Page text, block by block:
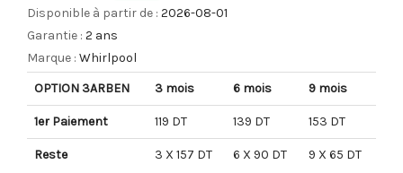
Disponible à partir de : 2026-08-01
Garantie : 2 ans
Marque : Whirlpool
OPTION 3ARBEN
3 mois 6 mois 9 mois
1er Paiement 119 DT 139 DT 153 DT
Reste 3 X 157 DT 6 X 90 DT 9 X 65 DT